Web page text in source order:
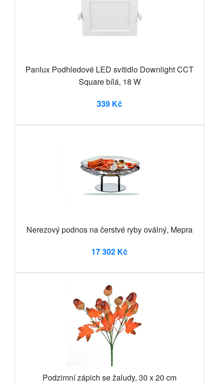
Panlux Podhledové LED svítidlo Downlight CCT
Square bílá, 18 W
339 Kč
Nerezový podnos na čerstvé ryby oválný, Mepra
17 302 Kč
Podzimní zápich se žaludy, 30 x 20 cm